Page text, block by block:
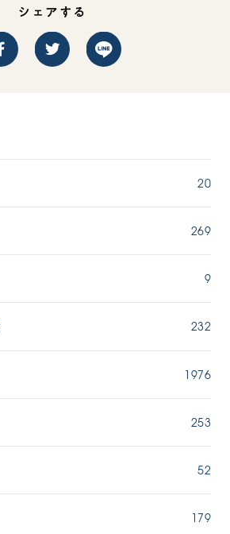
シェアする
20
269
9
232
1976
253
52
179